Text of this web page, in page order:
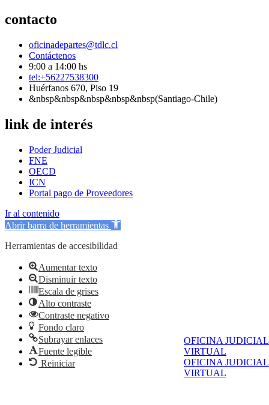
OFICINA JUDICIAL
VIRTUAL
OFICINA JUDICIAL
VIRTUAL
contacto
oficinadepartes@tdlc.cl
Contáctenos
9:00 a 14:00 hs
tel:+56227538300
Huérfanos 670, Piso 19
&nbsp&nbsp&nbsp&nbsp&nbsp(Santiago-Chile)
link de interés
Poder Judicial
FNE
OECD
ICN
Portal pago de Proveedores
Ir al contenido
Abrir barra de herramientas
Herramientas de accesibilidad
Aumentar texto
Disminuir texto
Escala de grises
Alto contraste
Contraste negativo
Fondo claro
Subrayar enlaces
Fuente legible
Reiniciar